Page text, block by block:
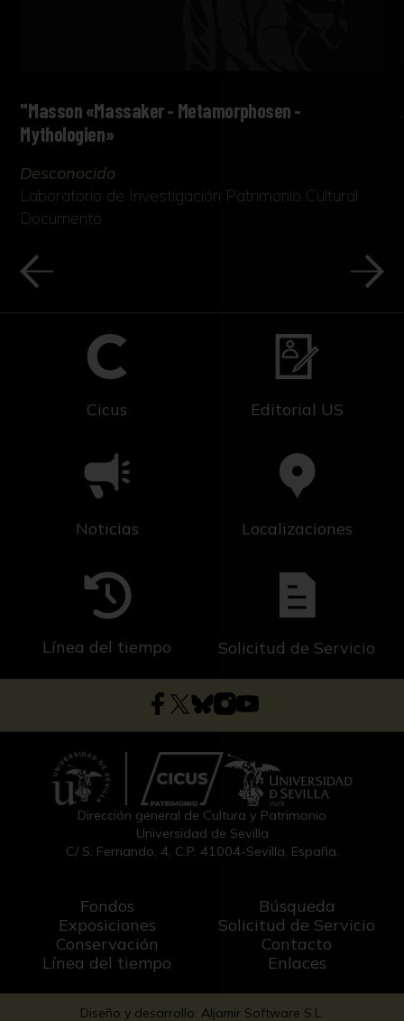
"Masson «Massaker - Metamorphosen -
Mythologien»
Desconocido
Laboratorio de Investigación Patrimonio Cultural
Documento
Cicus Editorial US
Noticias Localizaciones
Línea del tiempo Solicitud de Servicio
Dirección general de Cultura y Patrimonio
Universidad de Sevilla
C/ S. Fernando, 4, C.P. 41004-Sevilla, España.
Fondos
Exposiciones
Conservación
Línea del tiempo
Búsqueda
Solicitud de Servicio
Contacto
Enlaces
Diseño y desarrollo: Aljamir Software S.L.